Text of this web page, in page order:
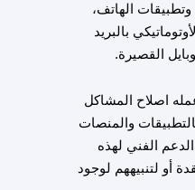
وتطبيقات الهاتف،
بالبريد
القصيرة.
اصلاح المشاكل
والمنصات
الفني لهذه
أو لتنبيههم لوجود